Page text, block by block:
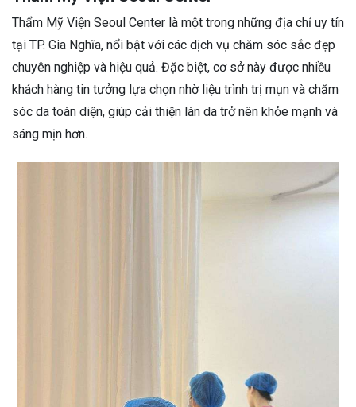
Thẩm Mỹ Viện Seoul Center là một trong những địa chỉ uy tín
tại TP. Gia Nghĩa, nổi bật với các dịch vụ chăm sóc sắc đẹp
chuyên nghiệp và hiệu quả. Đặc biệt, cơ sở này được nhiều
khách hàng tin tưởng lựa chọn nhờ liệu trình trị mụn và chăm
sóc da toàn diện, giúp cải thiện làn da trở nên khỏe mạnh và
sáng mịn hơn.